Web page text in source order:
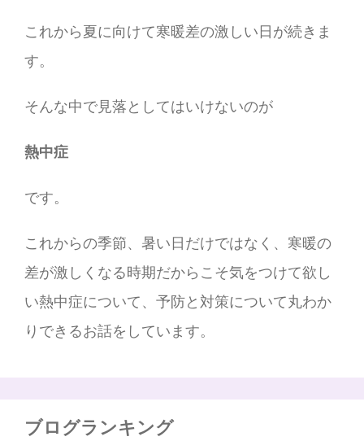
これから夏に向けて寒暖差の激しい日が続きま
す。
そんな中で見落としてはいけないのが
熱中症
です。
これからの季節、暑い日だけではなく、寒暖の
差が激しくなる時期だからこそ気をつけて欲し
い熱中症について、予防と対策について丸わか
りできるお話をしています。
ブログランキング